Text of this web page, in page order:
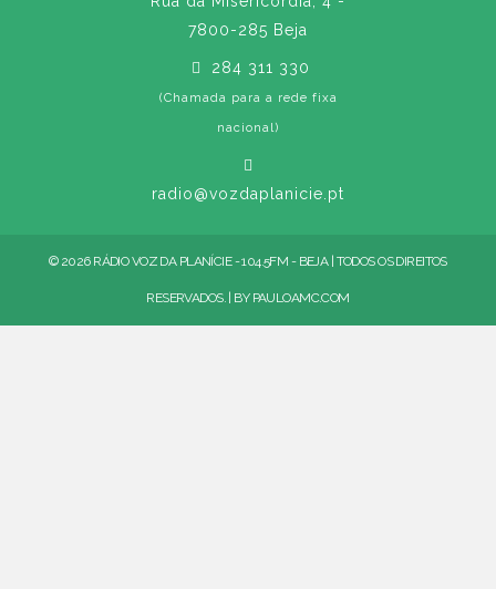
7800-285 Beja
284 311 330
(Chamada para a rede fixa
nacional)
radio@vozdaplanicie.pt
© 2026 RÁDIO VOZ DA PLANÍCIE - 104.5FM - BEJA | TODOS OS DIREITOS
RESERVADOS. | BY PAULOAMC.COM